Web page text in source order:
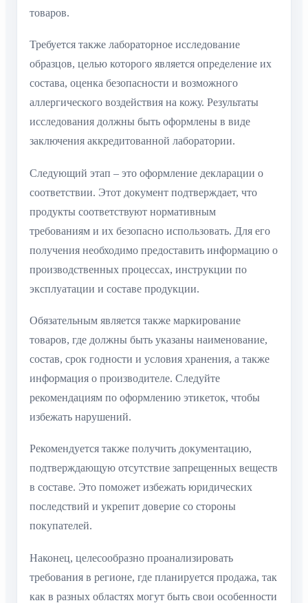
товаров.
Требуется также лабораторное исследование
образцов, целью которого является определение их
состава, оценка безопасности и возможного
аллергического воздействия на кожу. Результаты
исследования должны быть оформлены в виде
заключения аккредитованной лаборатории.
Следующий этап – это оформление декларации о
соответствии. Этот документ подтверждает, что
продукты соответствуют нормативным
требованиям и их безопасно использовать. Для его
получения необходимо предоставить информацию о
производственных процессах, инструкции по
эксплуатации и составе продукции.
Обязательным является также маркирование
товаров, где должны быть указаны наименование,
состав, срок годности и условия хранения, а также
информация о производителе. Следуйте
рекомендациям по оформлению этикеток, чтобы
избежать нарушений.
Рекомендуется также получить документацию,
подтверждающую отсутствие запрещенных веществ
в составе. Это поможет избежать юридических
последствий и укрепит доверие со стороны
покупателей.
Наконец, целесообразно проанализировать
требования в регионе, где планируется продажа, так
как в разных областях могут быть свои особенности